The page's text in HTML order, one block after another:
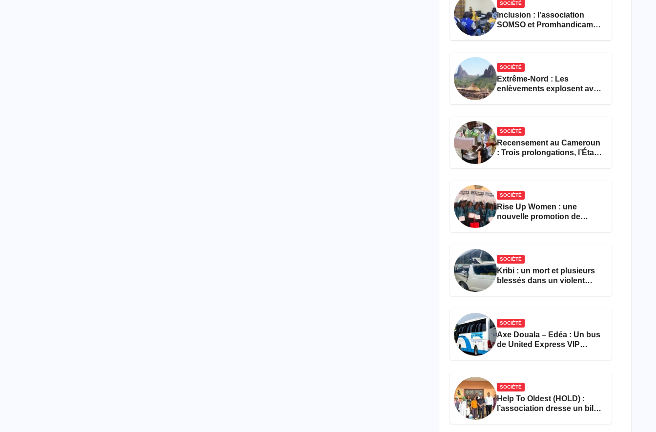
SOCIÉTÉ
Inclusion : l’association
SOMSO et Promhandicam
SOCIÉTÉ
Extrême-Nord : Les
enlèvements explosent avec
SOCIÉTÉ
Recensement au Cameroun
: Trois prolongations, l’État
SOCIÉTÉ
Rise Up Women : une
nouvelle promotion de
SOCIÉTÉ
Kribi : un mort et plusieurs
blessés dans un violent
SOCIÉTÉ
Axe Douala – Edéa : Un bus
de United Express VIP
SOCIÉTÉ
Help To Oldest (HOLD) :
l’association dresse un bilan